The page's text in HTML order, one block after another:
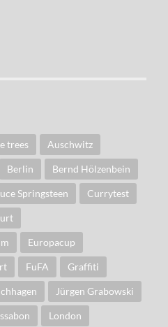
trees Auschwitz
Berlin Bernd Hölzenbein
Springsteen Currytest
Europacup
FuFA Graffiti
Jürgen Grabowski
London